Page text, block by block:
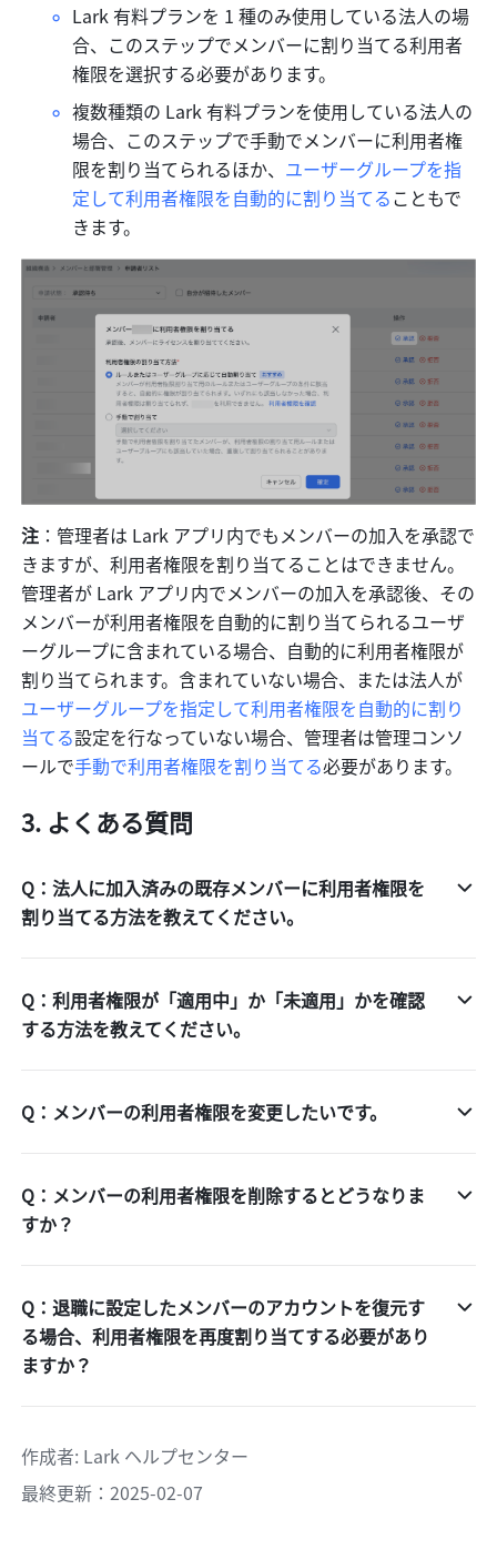
Lark 有料プランを 1 種のみ使用している法人の場
合、このステップでメンバーに割り当てる利用者
権限を選択する必要があります。
複数種類の Lark 有料プランを使用している法人の
場合、このステップで手動でメンバーに利用者権
限を割り当てられるほか、 ユーザーグループを指
定して利用者権限を自動的に割り当てることもで
きます。
注 ：管理者は Lark アプリ内でもメンバーの加入を承認で
きますが、利用者権限を割り当てることはできません。
管理者が Lark アプリ内でメンバーの加入を承認後、その
メンバーが利用者権限を自動的に割り当てられるユーザ
ーグループに含まれている場合、自動的に利用者権限が
割り当てられます。含まれていない場合、または法人が
ユーザーグループを指定して利用者権限を自動的に割り
当てる設定を行なっていない場合、管理者は管理コンソ
ールで手動で利用者権限を割り当てる必要があります。
3. よくある質問
Q：法人に加入済みの既存メンバーに利用者権限を
割り当てる方法を教えてください。
Q：利用者権限が「適用中」か「未適用」かを確認
する方法を教えてください。
Q：メンバーの利用者権限を変更したいです。
Q：メンバーの利用者権限を削除するとどうなりま
すか？
Q：退職に設定したメンバーのアカウントを復元す
る場合、利用者権限を再度割り当てする必要があり
ますか？
作成者: Lark ヘルプセンター
最終更新：2025-02-07